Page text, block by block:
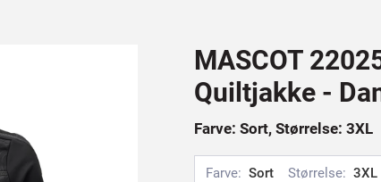
MASCOT
Quiltjakke -
Farve: Sort, Størrelse: 3XL
Farve: Sort Størrelse: 3XL